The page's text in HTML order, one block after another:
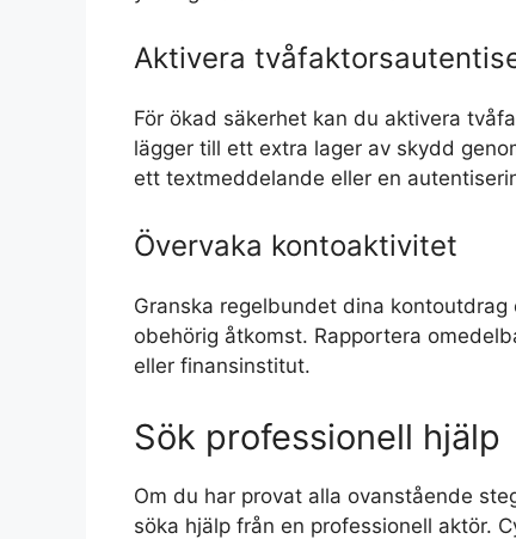
Aktivera
För ökad säkerhet kan du aktivera
lägger till ett extra lager av skydd
ett textmeddelande eller en
Övervaka kontoaktivitet
Granska regelbundet dina
obehörig åtkomst. Rapportera
eller finansinstitut.
Sök professionell hjälp
Om du har provat alla ovanstående
söka hjälp från en professionell aktör.